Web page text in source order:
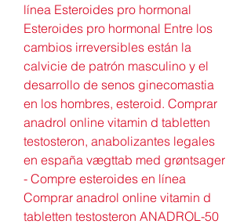
línea Esteroides pro hormonal
Esteroides pro hormonal Entre los
cambios irreversibles están la
calvicie de patrón masculino y el
desarrollo de senos ginecomastia
en los hombres, esteroid. Comprar
anadrol online vitamin d tabletten
testosteron, anabolizantes legales
en españa vægttab med grøntsager
- Compre esteroides en línea
Comprar anadrol online vitamin d
tabletten testosteron ANADROL-50